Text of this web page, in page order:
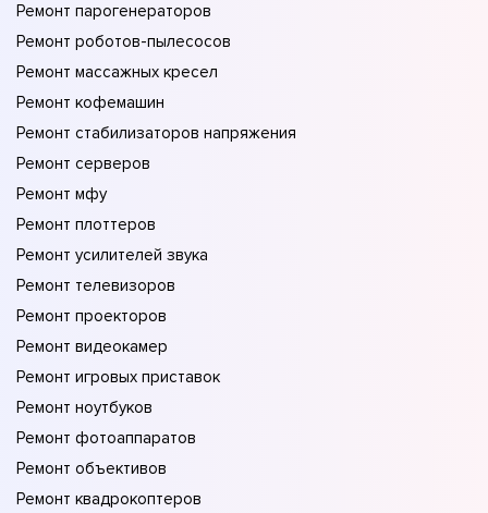
Ремонт парогенераторов
Ремонт роботов-пылесосов
Ремонт массажных кресел
Ремонт кофемашин
Ремонт стабилизаторов напряжения
Ремонт серверов
Ремонт мфу
Ремонт плоттеров
Ремонт усилителей звука
Ремонт телевизоров
Ремонт проекторов
Ремонт видеокамер
Ремонт игровых приставок
Ремонт ноутбуков
Ремонт фотоаппаратов
Ремонт объективов
Ремонт квадрокоптеров